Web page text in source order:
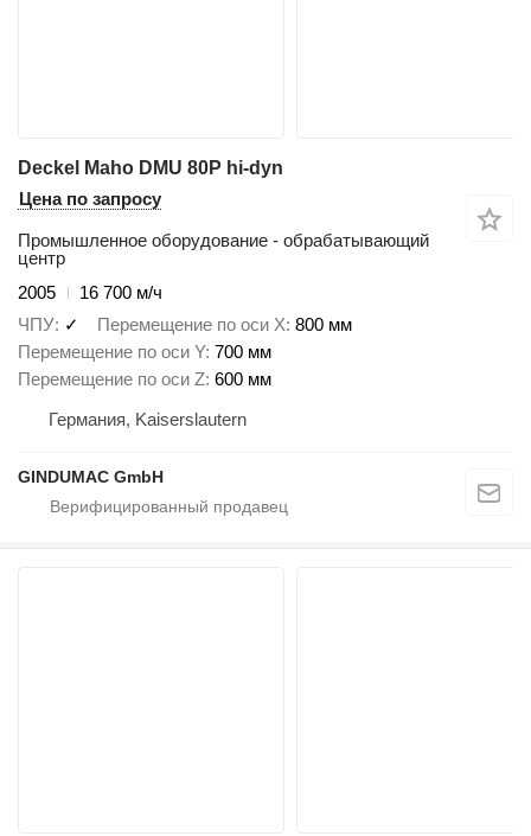
Deckel Maho DMU 80P hi-dyn
Цена по запросу
Промышленное оборудование - обрабатывающий
центр
2005
16 700 м/ч
ЧПУ ✓ Перемещение по оси X 800 мм
Перемещение по оси Y 700 мм
Перемещение по оси Z 600 мм
Германия, Kaiserslautern
GINDUMAC GmbH